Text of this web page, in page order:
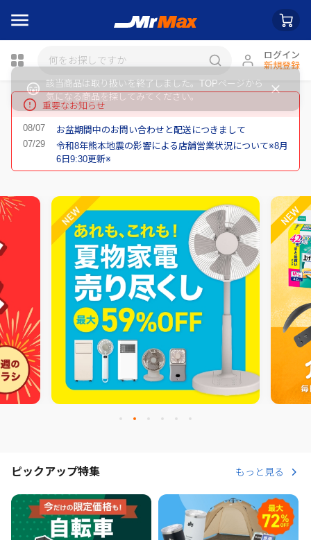
ログイン
新規登録
瓶詰
重要なお知らせ
お盆期間中のお問い合わせと配送につきまして
令和8年熊本地震の影響による店舗営業状況について※8月
6日9:30更新※
ピックアップ特集 もっと見る